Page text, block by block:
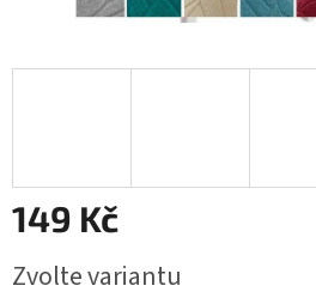
149 Kč
cena:
Zvolte variantu